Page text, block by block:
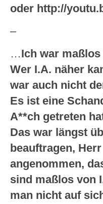
oder http://
–
…Ich war
Wer I.A. näher
war auch nicht
Es ist eine
A**ch getreten
Das war längst
beauftragen,
angenommen,
sind maßlos von
man nicht auf